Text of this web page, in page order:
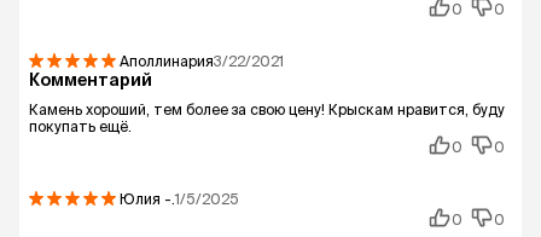
0
0
Аполлинария3/22/2021
Комментарий
Камень хороший, тем более за свою цену! Крыскам нравится, буду
покупать ещё.
0
0
Юлия -.1/5/2025
0
0